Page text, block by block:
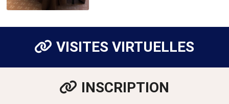
VISITES VIRTUELLES
INSCRIPTION